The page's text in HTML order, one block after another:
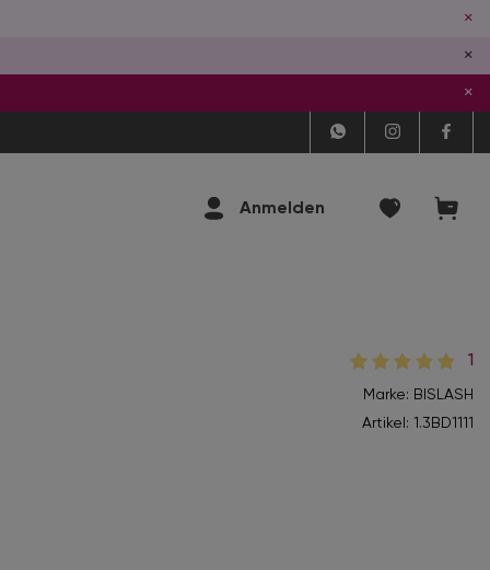
×
×
×
Anmelden
1
Marke: BISLASH
Artikel: 1.3BD1111